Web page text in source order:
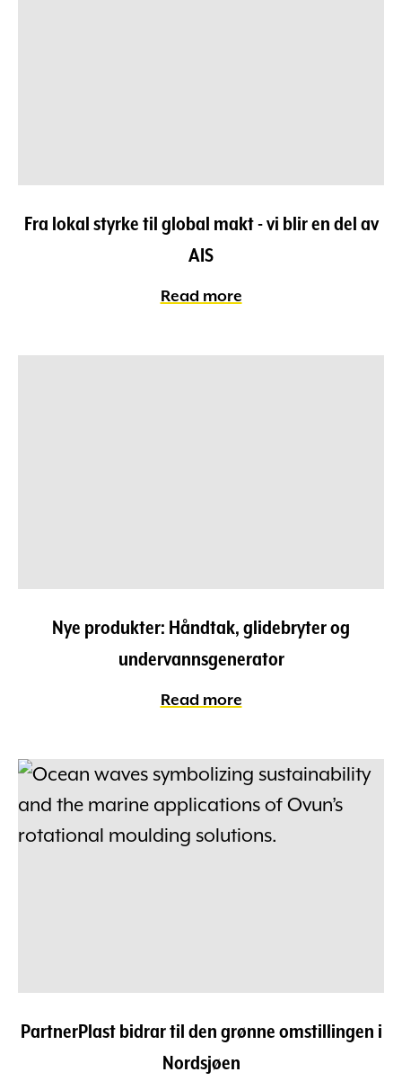
Fra lokal styrke til global makt - vi blir en del av
AIS
Read more
Nye produkter: Håndtak, glidebryter og
undervannsgenerator
Read more
PartnerPlast bidrar til den grønne omstillingen i
Nordsjøen